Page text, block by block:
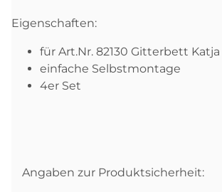
Eigenschaften:
für Art.Nr. 82130 Gitterbett
einfache Selbstmontage
4er Set
Angaben zur Produktsicherheit: